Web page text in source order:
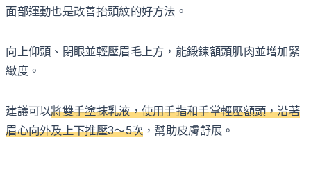
面部運動也是改善抬頭紋的好方法。
向上仰頭、閉眼並輕壓眉毛上方，能鍛鍊額頭肌肉並增加緊
緻度。
建議可以將雙手塗抹乳液，使用手指和手掌輕壓額頭，沿著
眉心向外及上下推壓3～5次 ，幫助皮膚舒展。